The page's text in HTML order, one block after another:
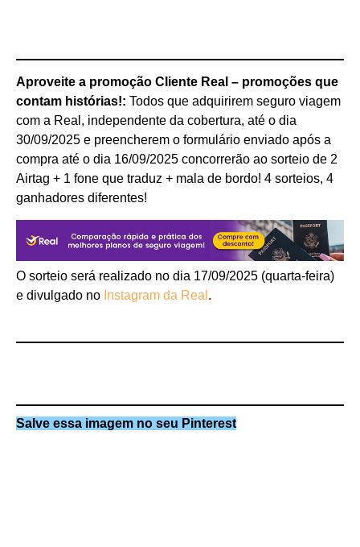
Aproveite a promoção Cliente Real – promoções que
contam histórias!: Todos que adquirirem seguro viagem
com a Real, independente da cobertura, até o dia
30/09/2025 e preencherem o formulário enviado após a
compra até o dia 16/09/2025 concorrerão ao sorteio de 2
Airtag + 1 fone que traduz + mala de bordo! 4 sorteios, 4
ganhadores diferentes!
O sorteio será realizado no dia 17/09/2025 (quarta-feira)
e divulgado no Instagram da Real .
Salve essa imagem no seu Pinterest